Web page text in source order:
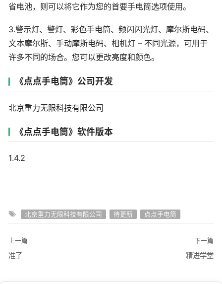
省电池，则可以将它作为您的首要手电筒选项使用。
3.警示灯、警灯、彩色手电筒、频闪闪光灯、摩尔斯电码、
文本摩尔斯、手动摩斯电码、相机灯 – 不同光源，可用于
许多不同的场合。您可以更改亮度和颜色。
《点点手电筒》公司开发
北京重力无限科技有限公司
《点点手电筒》软件版本
1.4.2
北京重力无限科技有限公司 待更新 点点手电筒
上一篇
准了
下一篇
精进学堂